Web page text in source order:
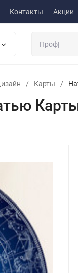
Контакты Акции
/ Карты /